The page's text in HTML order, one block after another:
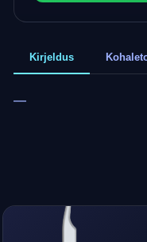
Kirjeldus
—